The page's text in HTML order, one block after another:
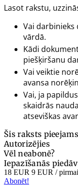
Lasot rakstu,
Vai
vārdā.
Kādi
piešķiršanu
Vai veiktie
avansa
Vai, ja
skaidrās
atseviškas
Šis raksts
Autorizējies
Vēl neabonē?
Iepazīšanās
18 EUR 9 EUR /
Abonēt!